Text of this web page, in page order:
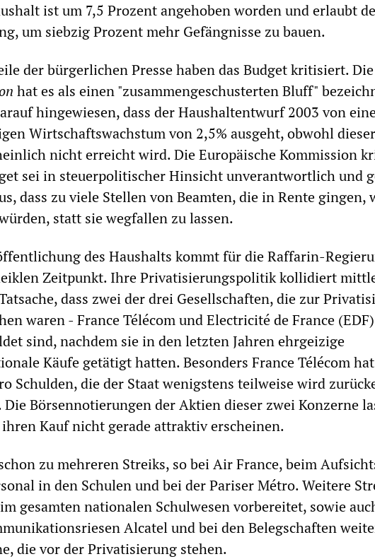
ist um 7,5 Prozent angehoben worden und erlaubt
um siebzig Prozent mehr Gefängnisse zu bauen.
der bürgerlichen Presse haben das Budget kritisiert.
hat es als einen "zusammengeschusterten Bluff"
hingewiesen, dass der Haushaltentwurf 2003 von
Wirtschaftswachstum von 2,5% ausgeht, obwohl
nicht erreicht wird. Die Europäische Kommission
sei in steuerpolitischer Hinsicht unverantwortlich und
dass zu viele Stellen von Beamten, die in Rente gingen,
statt sie wegfallen zu lassen.
des Haushalts kommt für die Raffarin-
Zeitpunkt. Ihre Privatisierungspolitik kollidiert
dass zwei der drei Gesellschaften, die zur
waren - France Télécom und Electricité de France
sind, nachdem sie in den letzten Jahren ehrgeizige
Käufe getätigt hatten. Besonders France Télécom
Schulden, die der Staat wenigstens teilweise wird
Die Börsennotierungen der Aktien dieser zwei Konzerne
Kauf nicht gerade attraktiv erscheinen.
zu mehreren Streiks, so bei Air France, beim
in den Schulen und bei der Pariser Métro. Weitere
gesamten nationalen Schulwesen vorbereitet, sowie
Alcatel und bei den Belegschaften
die vor der Privatisierung stehen.